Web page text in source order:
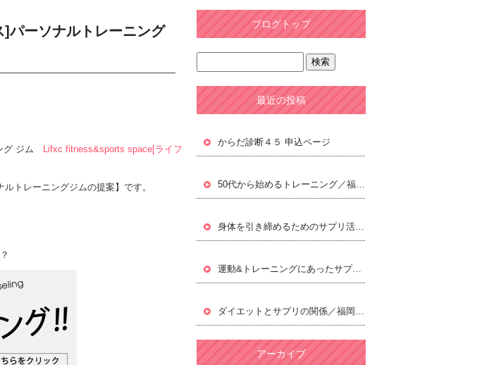
ーソナルトレーニング
グ ジム Lifxc fitness&sports space[ライフ
トレーニングジムの提案】です。
ブログトップ
最近の投稿
からだ診断４５ 申込ページ
50代から始めるトレーニング／福岡パーソナルトレーニングジムLifxc[ライフィクス]
身体を引き締めるためのサプリ活用／福岡パーソナルトレーニングジムLifxc[ライフィクス]
運動&トレーニングにあったサプリ／福岡パーソナルトレーニングジムLifxc[ライフィクス]
ダイエットとサプリの関係／福岡パーソナルトレーニングジムLifxc[ライフィクス]
アーカイブ